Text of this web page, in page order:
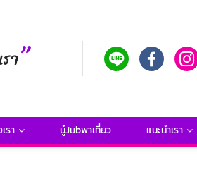
รา นู๋Jubพาเที่ยว แนะนำเรา